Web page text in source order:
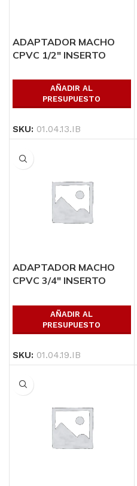
ADAPTADOR MACHO
CPVC 1/2″ INSERTO
AÑADIR AL
PRESUPUESTO
SKU: 01.04.13.IB
ADAPTADOR MACHO
CPVC 3/4″ INSERTO
AÑADIR AL
PRESUPUESTO
SKU: 01.04.19.IB